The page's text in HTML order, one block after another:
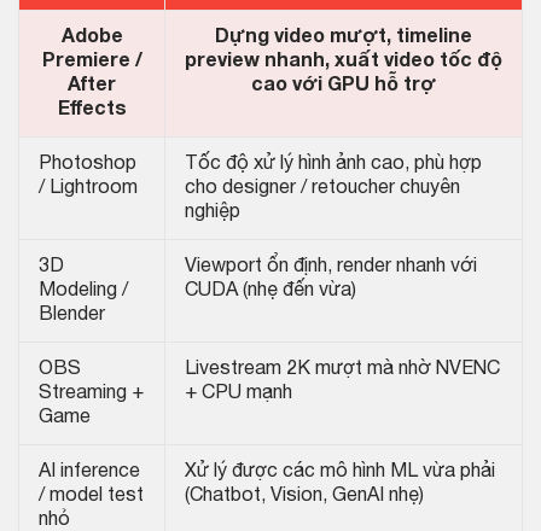
Adobe
Premiere /
After
Effects
Dựng video mượt, timeline
preview nhanh, xuất video tốc độ
cao với GPU hỗ trợ
Photoshop
/ Lightroom
Tốc độ xử lý hình ảnh cao, phù hợp
cho designer / retoucher chuyên
nghiệp
3D
Modeling /
Blender
Viewport ổn định, render nhanh với
CUDA (nhẹ đến vừa)
OBS
Streaming +
Game
Livestream 2K mượt mà nhờ NVENC
+ CPU mạnh
AI inference
/ model test
nhỏ
Xử lý được các mô hình ML vừa phải
(Chatbot, Vision, GenAI nhẹ)